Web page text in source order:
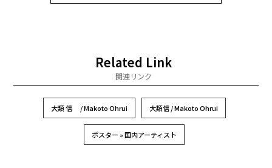
Related Link
関連リンク
大類 信 / Makoto Ohrui 大類信 / Makoto Ohrui
ポスター » 国内アーティスト